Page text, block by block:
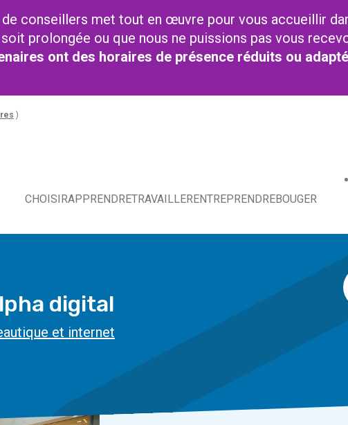
conseillers met tout en œuvre pour vous accueillir
prolongée ou que nous ne puissions pas vous
ont des horaires de présence réduits ou
)
CHOISIRAPPRENDRETRAVAILLERENTREPRENDREBOUGER
digital
et internet